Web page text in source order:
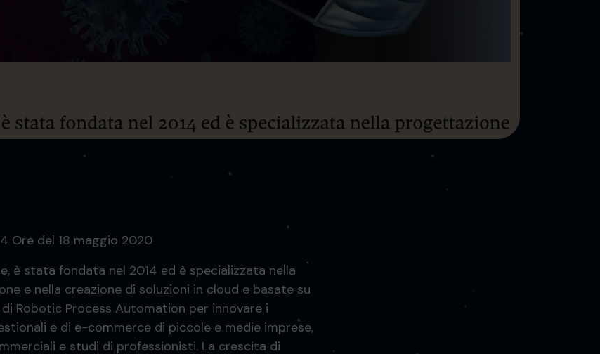
Ore del 18 maggio 2020
è stata fondata nel 2014 ed è specializzata nella
e nella creazione di soluzioni in cloud e basate su
Robotic Process Automation per innovare i
e di e-commerce di piccole e medie imprese,
e studi di professionisti. La crescita di